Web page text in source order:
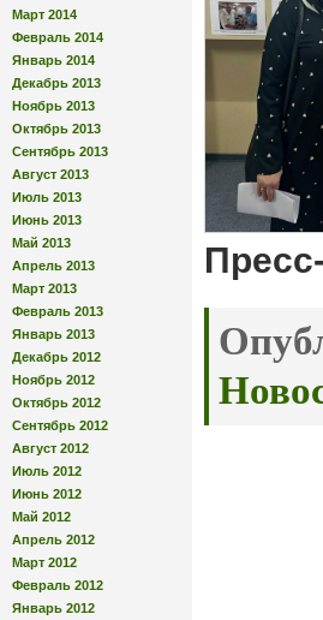
Март 2014
Февраль 2014
Январь 2014
Декабрь 2013
Ноябрь 2013
Октябрь 2013
Сентябрь 2013
Август 2013
Июль 2013
Июнь 2013
Май 2013
Апрель 2013
Март 2013
Февраль 2013
Январь 2013
Декабрь 2012
Ноябрь 2012
Октябрь 2012
Сентябрь 2012
Август 2012
Июль 2012
Июнь 2012
Май 2012
Апрель 2012
Март 2012
Февраль 2012
Январь 2012